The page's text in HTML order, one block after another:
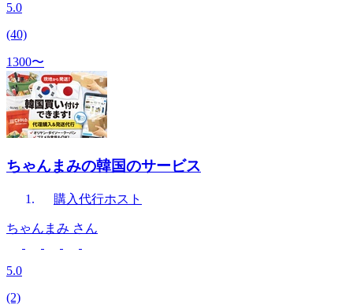
5.0
(40)
1300〜
ちゃんまみの韓国のサービス
購入代行ホスト
ちゃんまみ さん
5.0
(2)